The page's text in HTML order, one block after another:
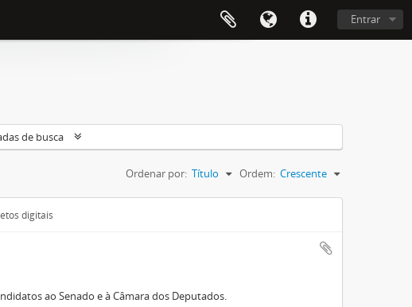
Entrar
de busca
Ordenar por: Título Ordem: Crescente
digitais
ao Senado e à Câmara dos Deputados.